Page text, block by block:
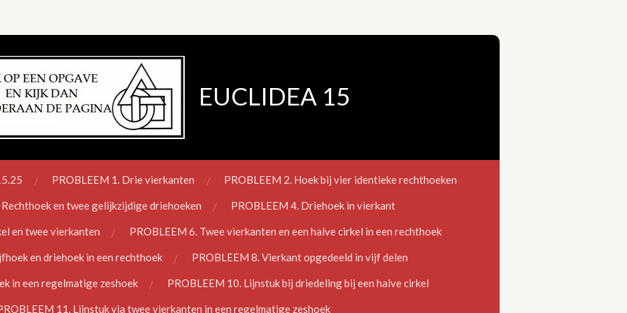
EUCLIDEA 15
PROBLEEM 1. Drie vierkanten PROBLEEM 2. Hoek bij vier identieke rechthoeken
en twee gelijkzijdige driehoeken PROBLEEM 4. Driehoek in vierkant
en twee vierkanten PROBLEEM 6. Twee vierkanten en een halve cirkel in een rechthoek
en driehoek in een rechthoek PROBLEEM 8. Vierkant opgedeeld in vijf delen
in een regelmatige zeshoek PROBLEEM 10. Lijnstuk bij driedeling bij een halve cirkel
11. Lijnstuk via twee vierkanten in een regelmatige zeshoek